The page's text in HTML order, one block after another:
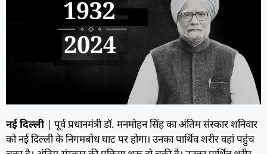
नई दिल्ली| पूर्व प्रधानमंत्री डॉ. मनमोहन सिंह का अंतिम संस्कार शनिवार
को नई दिल्ली के निगमबोध घाट पर होगा। उनका पार्थिव शरीर वहां पहुंच